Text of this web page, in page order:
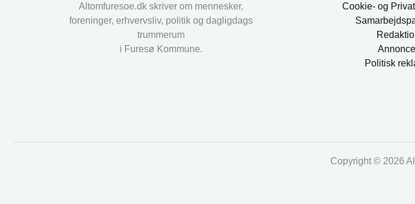
Altomfuresoe.dk skriver om mennesker,
foreninger, erhvervsliv, politik og dagligdags
trummerum
i Furesø Kommune.
Cookie- og
Politisk
Copyright © 2026